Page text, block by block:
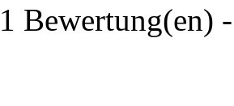
1 Bewertung(en)